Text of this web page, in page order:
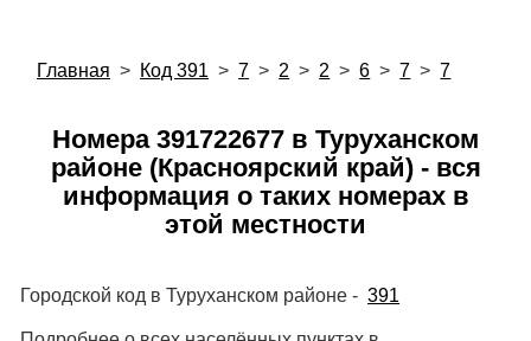
Главная > Код 391 > 7 > 2 > 2 > 6 > 7 > 7
Номера 391722677 в Туруханском
районе (Красноярский край) - вся
информация о таких номерах в
этой местности
Городской код в Туруханском районе - 391